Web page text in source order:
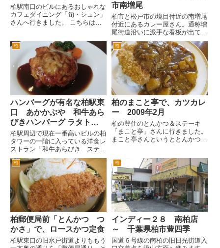
柏駅南口のビルにあるおしゃれな
カフェダイニング「旬・シュン」
さんへ行きました。 こちらは、
ズの味噌づけです。チーズを味噌
につけたものらしいんですが、ほ
どよい程度の味噌味がしてい
て、...
市南増尾
柏市と松戸市の境目付近の南増尾
付近にあるカレー屋さん。通称増
尾街道沿いに派手な看板が出てい
るので、ご存知の方も多いかもし
れません。 店舗目の前は、オ
ープンカフェ風なので、お天気が
よいときは外で食事をされている
お子様連れのお客様も見かけま
す...
柏
ハンバーグが有名な柏駅東
口 あかかぶや 和牛あら
びきハンバーグ ラタトゥ
イユ・チーズ焼き
柏駅周辺で現在一番高いビルの柏
タワーの一階に入っている洋食レ
ストラン「和牛あらびき ステー
キ＆ハンバーグ」にランチにきま
した。 柏駅東口を出ると目の前
にビックカメラがあります。厳密
にいうとスカイプラザ柏ビルにビ
ックカメラ柏店がテナントで入
っ...
柏
柏のまこと亭で、カツカレ
ー 2009年2月
柏の豊住のとんかつ＆ステーキ
「まこと亭」さんに行きました。
まこと亭さんというととんかつ
べているひとも見ます。 という
わけで、カレーにしてみることに
しました。まこと亭さんなんで、
カツ...
柏
柏郵便局前「とんかつ つ
かさ」で、ロースかつ定食
柏駅東口の旧水戸街道よりももう
柏
インディー２８ 南柏店
～ 千葉県柏市豊四季
国道６号線の南柏の旧日光街道入